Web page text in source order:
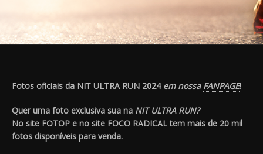
Fotos oficiais da NIT ULTRA RUN 2024em nossa FANPAGE!
Quer uma foto exclusiva sua na NIT ULTRA RUN?
No site FOTOP e no site FOCO RADICALtem mais de 20 mil
fotos disponíveis para venda.